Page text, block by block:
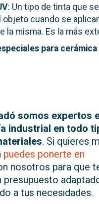
: Un tipo de tinta que
objeto cuando se
la misma. Es la más
para cerámica
somos expertos
industrial en todo
. Si quieres
puedes ponerte en
nosotros para que
presupuesto
a tus necesidades.